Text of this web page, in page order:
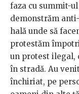
faza cu summit-
demonstrăm
hală unde să
protestăm
un protest ilegal,
în stradă. Au
închiriat, pe